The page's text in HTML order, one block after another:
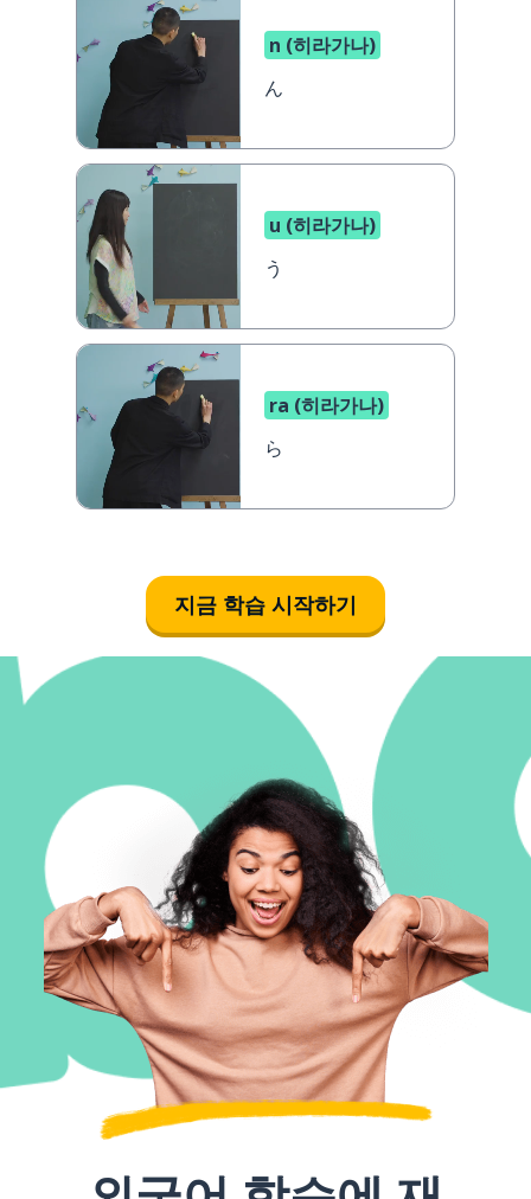
n (히라가나)
ん
u (히라가나)
う
ra (히라가나)
ら
지금 학습 시작하기